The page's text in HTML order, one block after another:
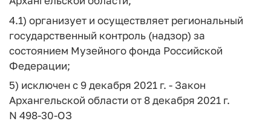
4.1) организует и осуществляет региональный
государственный контроль (надзор) за
состоянием Музейного фонда Российской
Федерации;
5) исключен с 9 декабря 2021 г. - Закон
Архангельской области от 8 декабря 2021 г.
N 498-30-ОЗ